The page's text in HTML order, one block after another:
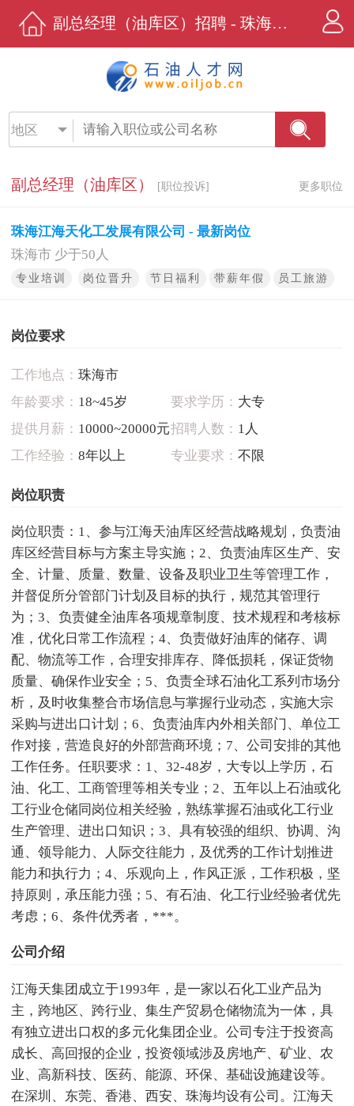
副总经理（油库区）招聘 - 珠海江海天化工发展有限公司 - 石油人才网
地区
副总经理（油库区） [职位投诉] 更多职位
珠海江海天化工发展有限公司 - 最新岗位
珠海市 少于50人
专业培训 岗位晋升 节日福利 带薪年假 员工旅游
岗位要求
工作地点： 珠海市
年龄要求： 18~45岁 要求学历： 大专
提供月薪： 10000~20000元招聘人数： 1人
工作经验： 8年以上 专业要求： 不限
岗位职责
岗位职责：1、参与江海天油库区经营战略规划，负责油
库区经营目标与方案主导实施；2、负责油库区生产、安
全、计量、质量、数量、设备及职业卫生等管理工作，
并督促所分管部门计划及目标的执行，规范其管理行
为；3、负责健全油库各项规章制度、技术规程和考核标
准，优化日常工作流程；4、负责做好油库的储存、调
配、物流等工作，合理安排库存、降低损耗，保证货物
质量、确保作业安全；5、负责全球石油化工系列市场分
析，及时收集整合市场信息与掌握行业动态，实施大宗
采购与进出口计划；6、负责油库内外相关部门、单位工
作对接，营造良好的外部营商环境；7、公司安排的其他
工作任务。任职要求：1、32-48岁，大专以上学历，石
油、化工、工商管理等相关专业；2、五年以上石油或化
工行业仓储同岗位相关经验，熟练掌握石油或化工行业
生产管理、进出口知识；3、具有较强的组织、协调、沟
通、领导能力、人际交往能力，及优秀的工作计划推进
能力和执行力；4、乐观向上，作风正派，工作积极，坚
持原则，承压能力强；5、有石油、化工行业经验者优先
考虑；6、条件优秀者，***。
公司介绍
江海天集团成立于1993年，是一家以石化工业产品为
主，跨地区、跨行业、集生产贸易仓储物流为一体，具
有独立进出口权的多元化集团企业。公司专注于投资高
成长、高回报的企业，投资领域涉及房地产、矿业、农
业、高新科技、医药、能源、环保、基础设施建设等。
在深圳、东莞、香港、西安、珠海均设有公司。江海天